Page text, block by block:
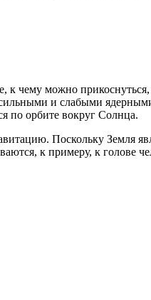
к чему можно
и слабыми
по орбите вокруг Солнца.
Поскольку Земля
к примеру, к голове